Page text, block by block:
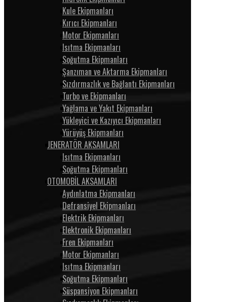
Kule Ekipmanları
Kırıcı Ekipmanları
Motor Ekipmanları
Isıtma Ekipmanları
Soğutma Ekipmanları
Şanzıman ve Aktarma Ekipmanları
Sızdırmazlık ve Bağlantı Ekipmanları
Turbo ve Ekipmanları
Yağlama ve Yakıt Ekipmanları
Yükleyici ve Kazıyıcı Ekipmanları
Yürüyüş Ekipmanları
JENERATÖR AKSAMLARI
Isıtma Ekipmanları
Soğutma Ekipmanları
OTOMOBİL AKSAMLARI
Aydınlatma Ekipmanları
Defransiyel Ekipmanları
Elektrik Ekipmanları
Elektronik Ekipmanları
Fren Ekipmanları
Motor Ekipmanları
Isıtma Ekipmanları
Soğutma Ekipmanları
Süspansiyon Ekipmanları